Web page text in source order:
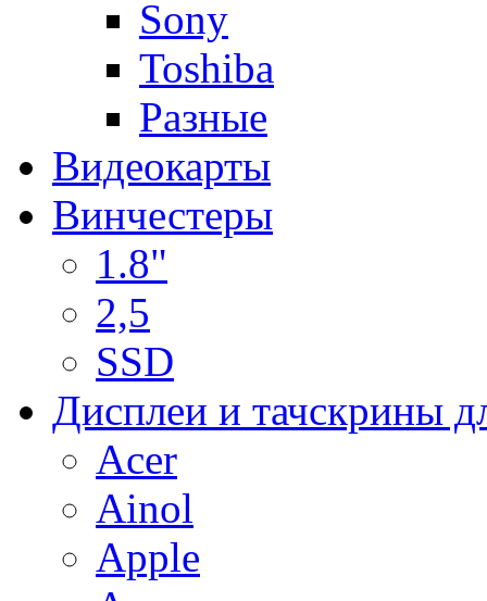
Sony
Toshiba
Разные
Видеокарты
Винчестеры
1.8"
2,5
SSD
Дисплеи и тачскрины
Acer
Ainol
Apple